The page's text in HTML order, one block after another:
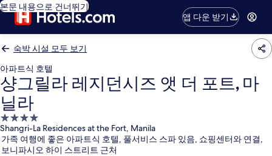
본문 내용으로 건너뛰기
앱 다운 받기
숙박 시설 모두 보기
아파트식 호텔
샹그릴라 레지던시즈 앳 더 포트, 마
닐라
4.0
성
급
Shangri-La Residences at the Fort, Manila
가족 여행에 좋은 아파트식 호텔, 풀서비스 스파 있음, 쇼핑센터와 연결,
보니파시오 하이 스트리트 근처